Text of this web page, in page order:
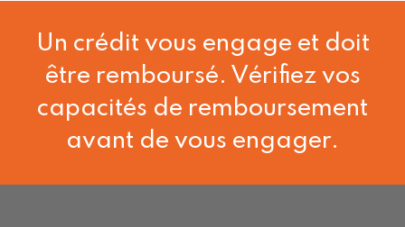
Un crédit vous engage et doit
être remboursé. Vérifiez vos
capacités de remboursement
avant de vous engager.